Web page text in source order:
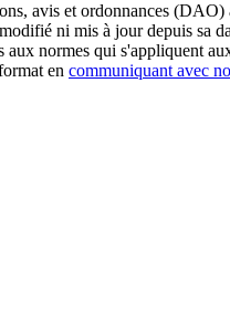
avis et ordonnances
ni mis à jour depuis sa
normes qui s'appliquent
en communiquant avec